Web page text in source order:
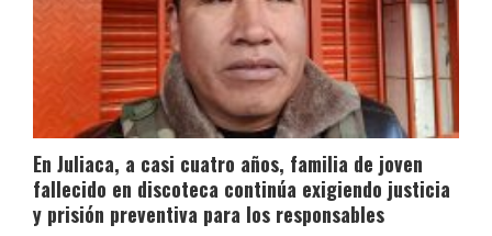
En Juliaca, a casi cuatro años, familia de joven
fallecido en discoteca continúa exigiendo justicia
y prisión preventiva para los responsables